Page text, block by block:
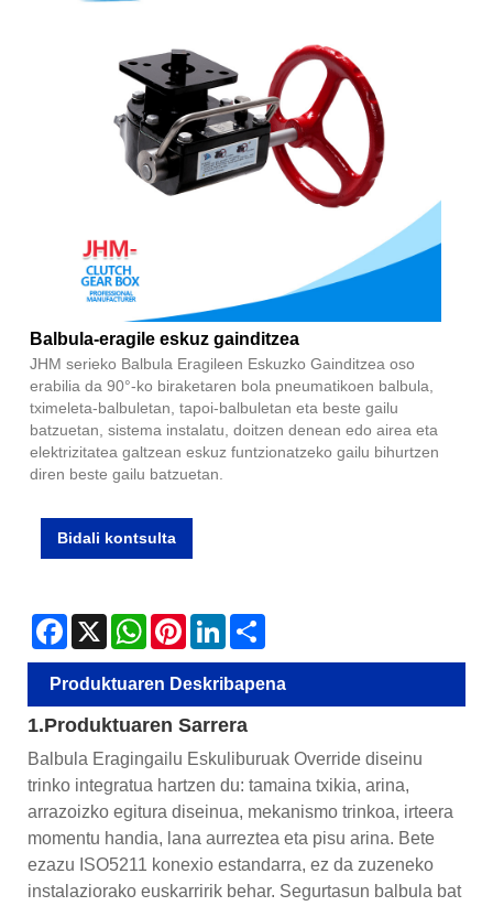
Balbula-eragile eskuz gainditzea
JHM serieko Balbula Eragileen Eskuzko Gainditzea oso
erabilia da 90°-ko biraketaren bola pneumatikoen balbula,
tximeleta-balbuletan, tapoi-balbuletan eta beste gailu
batzuetan, sistema instalatu, doitzen denean edo airea eta
elektrizitatea galtzean eskuz funtzionatzeko gailu bihurtzen
diren beste gailu batzuetan.
Bidali kontsulta
Facebook
X WhatsAppPinterestLinkedIn
Produktuaren Deskribapena
1.Produktuaren Sarrera
Balbula Eragingailu Eskuliburuak Override diseinu
trinko integratua hartzen du: tamaina txikia, arina,
arrazoizko egitura diseinua, mekanismo trinkoa, irteera
momentu handia, lana aurreztea eta pisu arina. Bete
ezazu ISO5211 konexio estandarra, ez da zuzeneko
instalaziorako euskarririk behar. Segurtasun balbula bat